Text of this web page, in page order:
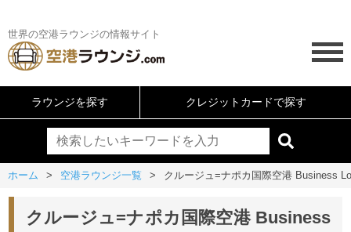
世界の空港ラウンジの情報サイト
ラウンジを探す クレジットカードで探す
ホーム 空港ラウンジ一覧 クルージュ=ナポカ国際空港 Business
クルージュ=ナポカ国際空港 Business